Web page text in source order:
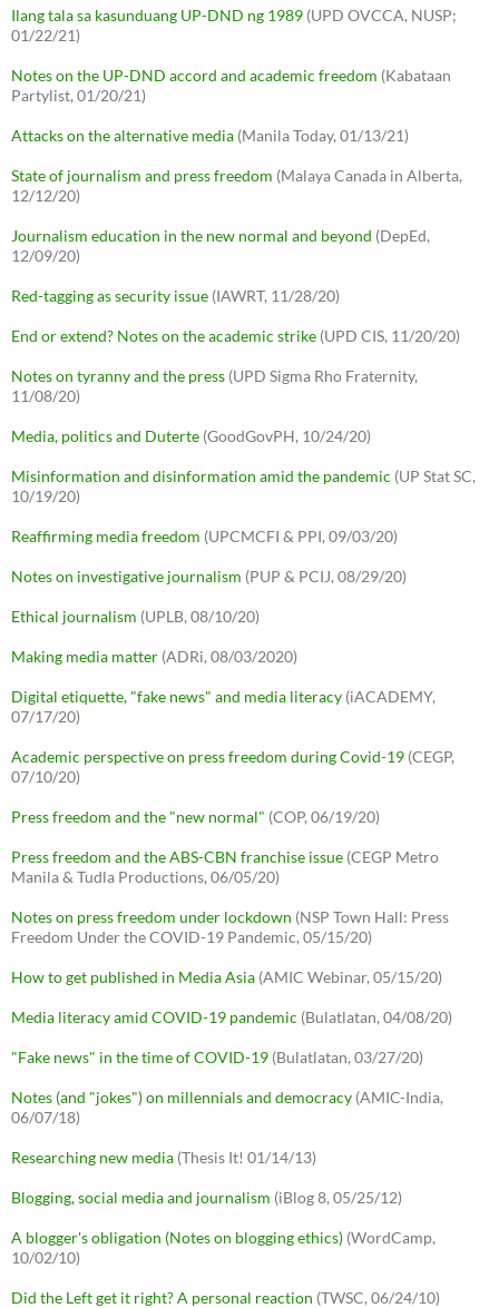
Ilang tala sa kasunduang UP-DND ng 1989 (UPD OVCCA, NUSP;
01/22/21)
Notes on the UP-DND accord and academic freedom (Kabataan
Partylist, 01/20/21)
Attacks on the alternative media (Manila Today, 01/13/21)
State of journalism and press freedom (Malaya Canada in Alberta,
12/12/20)
Journalism education in the new normal and beyond (DepEd,
12/09/20)
Red-tagging as security issue (IAWRT, 11/28/20)
End or extend? Notes on the academic strike (UPD CIS, 11/20/20)
Notes on tyranny and the press (UPD Sigma Rho Fraternity,
11/08/20)
Media, politics and Duterte (GoodGovPH, 10/24/20)
Misinformation and disinformation amid the pandemic (UP Stat SC,
10/19/20)
Reaffirming media freedom (UPCMCFI & PPI, 09/03/20)
Notes on investigative journalism (PUP & PCIJ, 08/29/20)
Ethical journalism (UPLB, 08/10/20)
Making media matter (ADRi, 08/03/2020)
Digital etiquette, "fake news" and media literacy (iACADEMY,
07/17/20)
Academic perspective on press freedom during Covid-19 (CEGP,
07/10/20)
Press freedom and the "new normal" (COP, 06/19/20)
Press freedom and the ABS-CBN franchise issue (CEGP Metro
Manila & Tudla Productions, 06/05/20)
Notes on press freedom under lockdown (NSP Town Hall: Press
Freedom Under the COVID-19 Pandemic, 05/15/20)
How to get published in Media Asia (AMIC Webinar, 05/15/20)
Media literacy amid COVID-19 pandemic (Bulatlatan, 04/08/20)
"Fake news" in the time of COVID-19 (Bulatlatan, 03/27/20)
Notes (and "jokes") on millennials and democracy (AMIC-India,
06/07/18)
Researching new media (Thesis It! 01/14/13)
Blogging, social media and journalism (iBlog 8, 05/25/12)
A blogger's obligation (Notes on blogging ethics) (WordCamp,
10/02/10)
Did the Left get it right? A personal reaction (TWSC, 06/24/10)